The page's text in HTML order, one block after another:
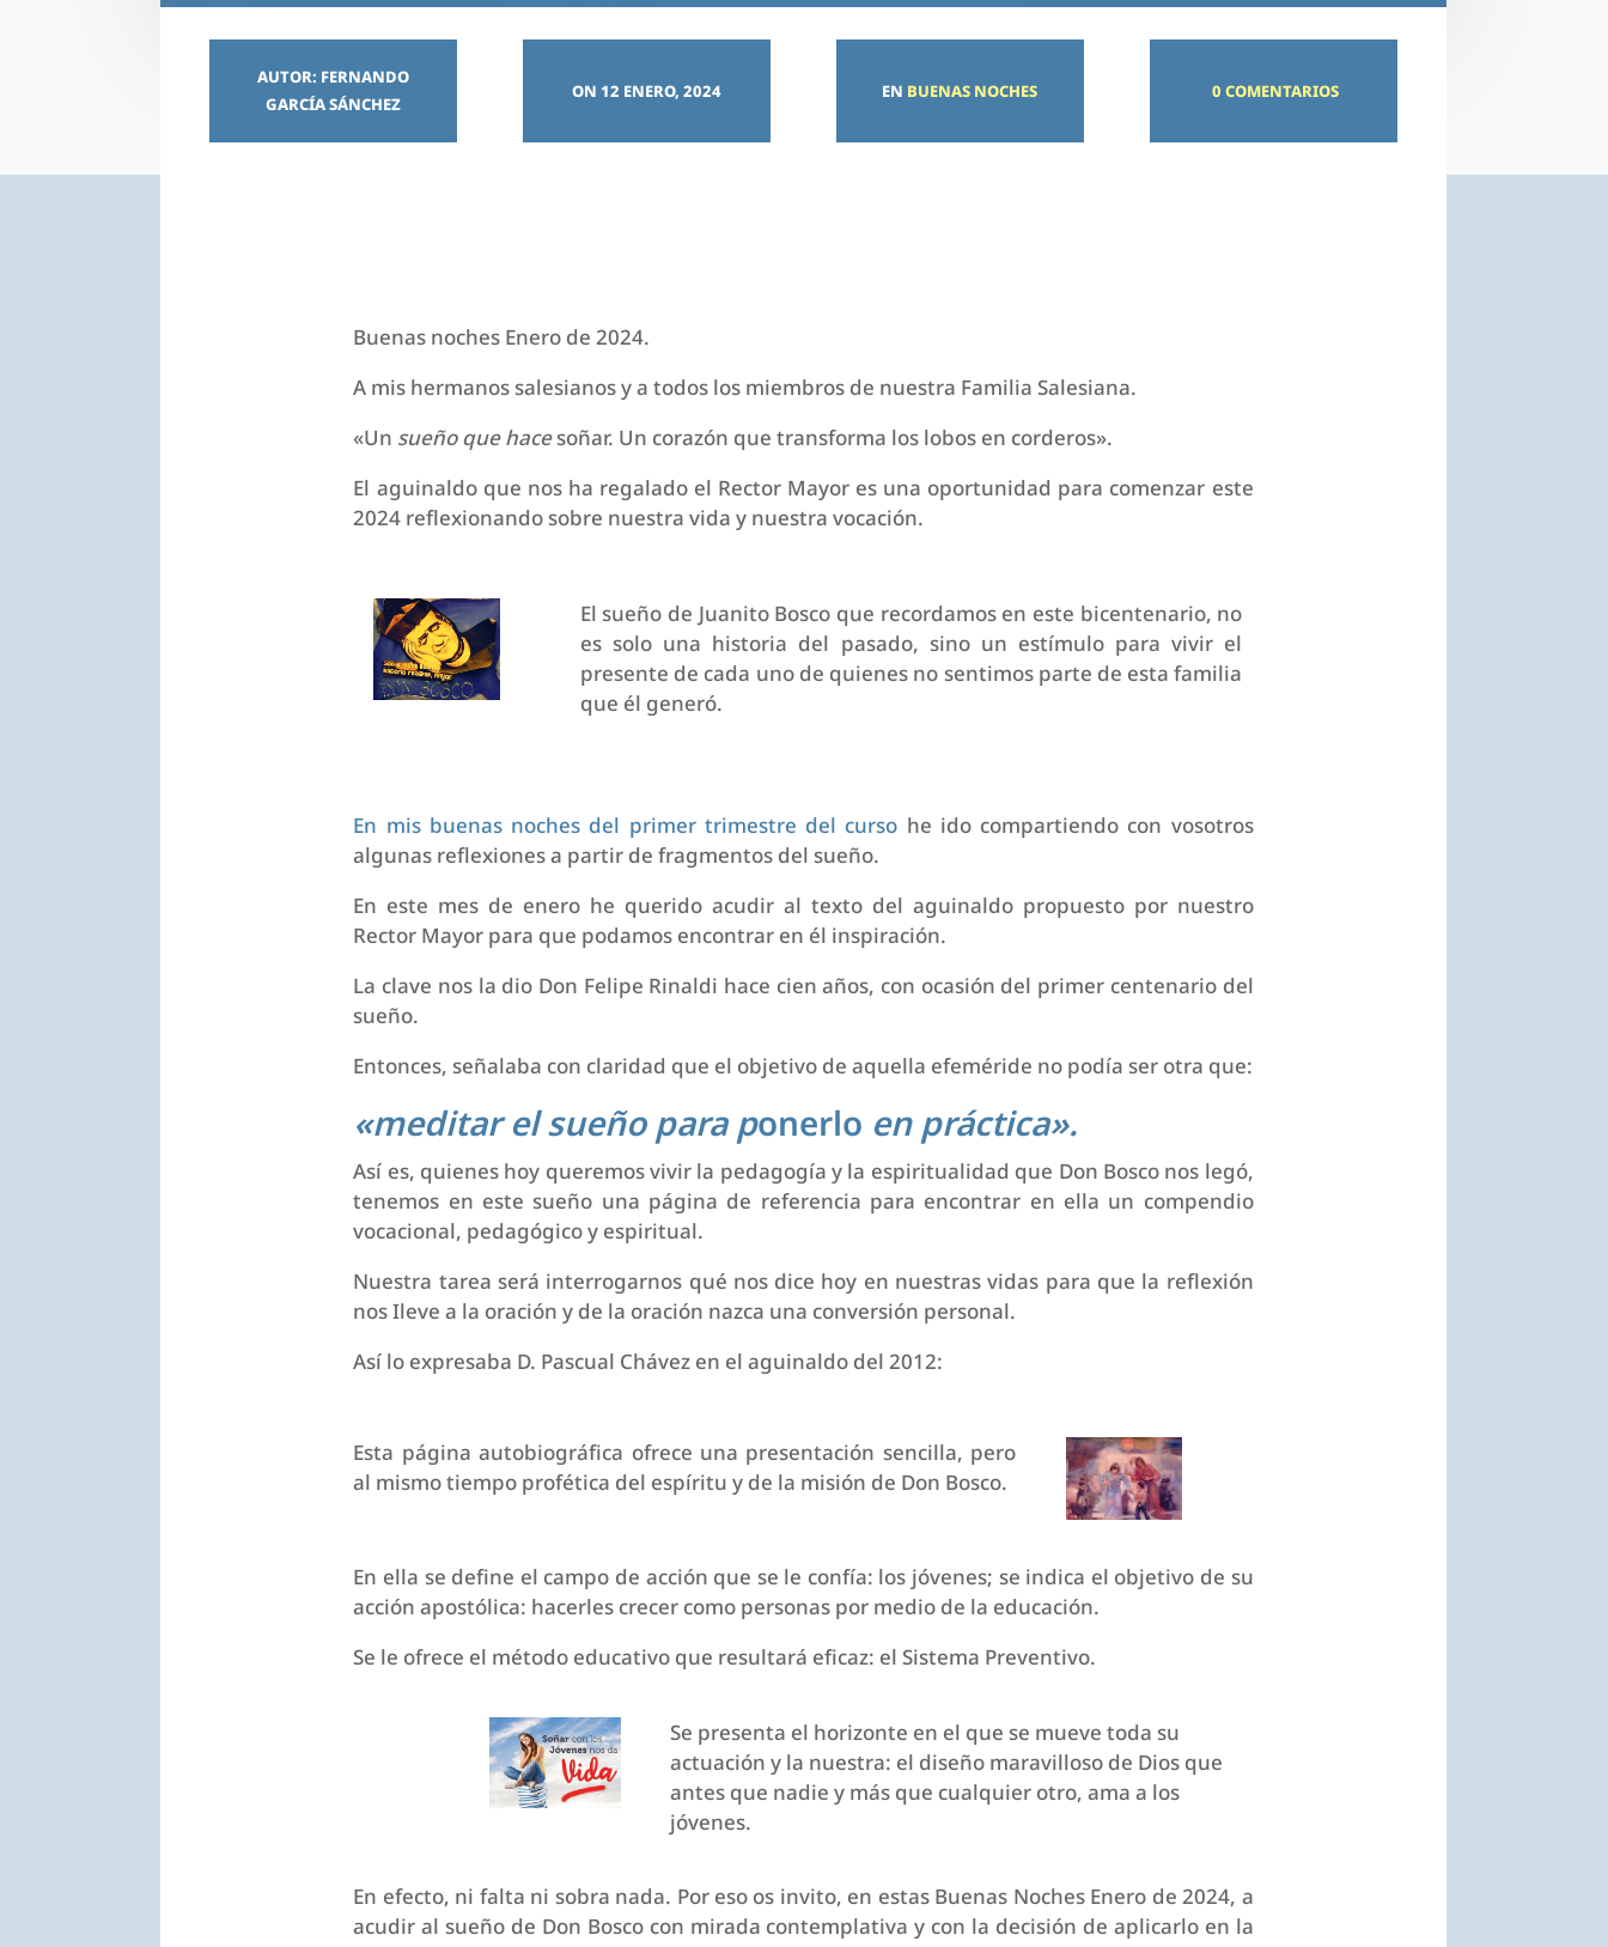
AUTOR: FERNANDO
GARCÍA SÁNCHEZ
ON 12 ENERO, 2024 EN BUENAS NOCHES 0 COMENTARIOS
Buenas noches Enero de 2024.
A mis hermanos salesianos y a todos los miembros de nuestra Familia Salesiana.
«Un sueño que hacesoñar. Un corazón que transforma los lobos en corderos».
El aguinaldo que nos ha regalado el Rector Mayor es una oportunidad para comenzar este
2024 reflexionando sobre nuestra vida y nuestra vocación.
El sueño de Juanito Bosco que recordamos en este bicentenario, no
es solo una historia del pasado, sino un estímulo para vivir el
presente de cada uno de quienes no sentimos parte de esta familia
que él generó.
En mis buenas noches del primer trimestre del curso he ido compartiendo con vosotros
algunas reflexiones a partir de fragmentos del sueño.
En este mes de enero he querido acudir al texto del aguinaldo propuesto por nuestro
Rector Mayor para que podamos encontrar en él inspiración.
La clave nos la dio Don Felipe Rinaldi hace cien años, con ocasión del primer centenario del
sueño.
Entonces, señalaba con claridad que el objetivo de aquella efeméride no podía ser otra que:
«meditar el sueño para ponerlo en práctica».
Así es, quienes hoy queremos vivir la pedagogía y la espiritualidad que Don Bosco nos legó,
tenemos en este sueño una página de referencia para encontrar en ella un compendio
vocacional, pedagógico y espiritual.
Nuestra tarea será interrogarnos qué nos dice hoy en nuestras vidas para que la reflexión
nos Ileve a la oración y de la oración nazca una conversión personal.
Así lo expresaba D. Pascual Chávez en el aguinaldo del 2012:
Esta página autobiográfica ofrece una presentación sencilla, pero
al mismo tiempo profética del espíritu y de la misión de Don Bosco.
En ella se define el campo de acción que se le confía: los jóvenes; se indica el objetivo de su
acción apostólica: hacerles crecer como personas por medio de la educación.
Se le ofrece el método educativo que resultará eficaz: el Sistema Preventivo.
Se presenta el horizonte en el que se mueve toda su
actuación y la nuestra: el diseño maravilloso de Dios que
antes que nadie y más que cualquier otro, ama a los
jóvenes.
En efecto, ni falta ni sobra nada. Por eso os invito, en estas Buenas Noches Enero de 2024, a
acudir al sueño de Don Bosco con mirada contemplativa y con la decisión de aplicarlo en la